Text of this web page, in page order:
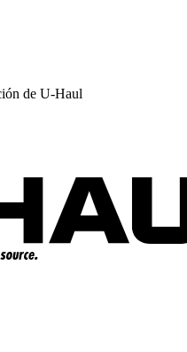
de U-Haul